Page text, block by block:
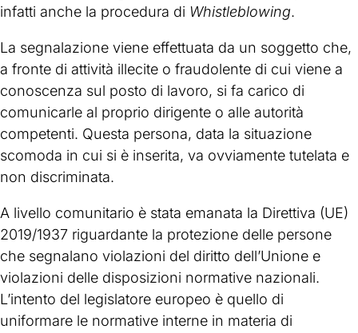
infatti anche la procedura di Whistleblowing.
La segnalazione viene effettuata da un soggetto che,
a fronte di attività illecite o fraudolente di cui viene a
conoscenza sul posto di lavoro, si fa carico di
comunicarle al proprio dirigente o alle autorità
competenti. Questa persona, data la situazione
scomoda in cui si è inserita, va ovviamente tutelata e
non discriminata.
A livello comunitario è stata emanata la Direttiva (UE)
2019/1937 riguardante la protezione delle persone
che segnalano violazioni del diritto dell’Unione e
violazioni delle disposizioni normative nazionali.
L’intento del legislatore europeo è quello di
uniformare le normative interne in materia di